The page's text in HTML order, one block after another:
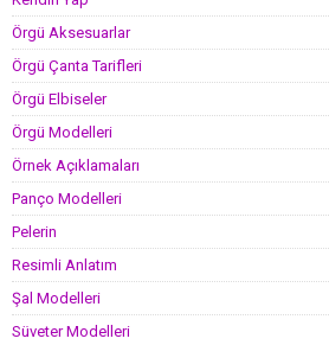
Örgü Aksesuarlar
Örgü Çanta Tarifleri
Örgü Elbiseler
Örgü Modelleri
Örnek Açıklamaları
Panço Modelleri
Pelerin
Resimli Anlatım
Şal Modelleri
Süveter Modelleri